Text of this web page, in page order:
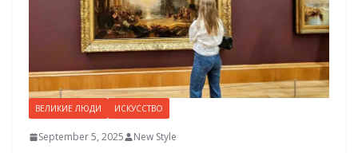
ВЕЛИКИЕ ЛЮДИ ИСКУССТВО
September 5, 2025 New Style